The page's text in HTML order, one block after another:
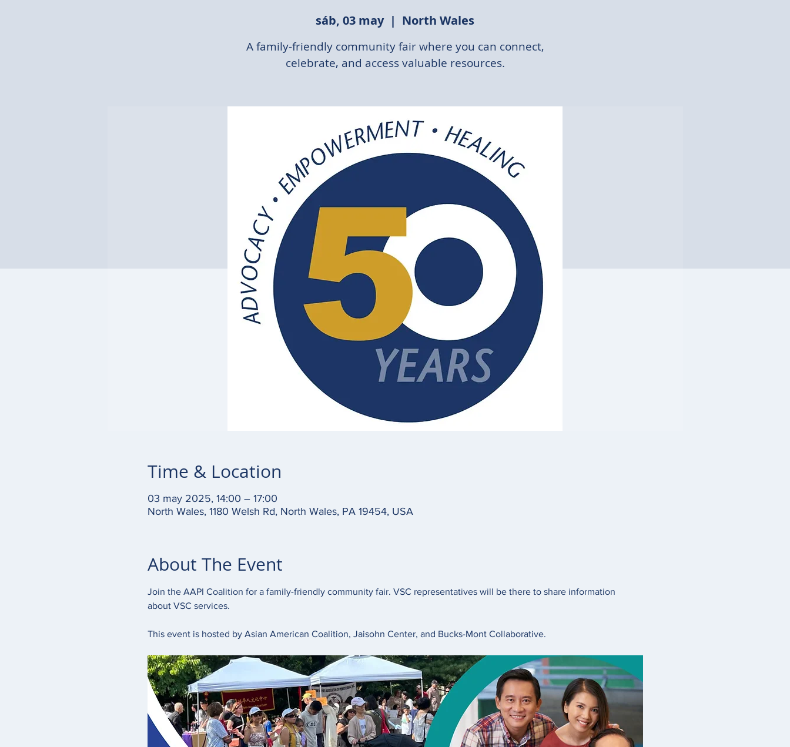
sáb, 03 may
  |
North Wales
A family-friendly community fair where you can connect,
celebrate, and access valuable resources.
Time & Location
03 may 2025, 14:00 – 17:00
North Wales, 1180 Welsh Rd, North Wales, PA 19454, USA
About The Event
Join the AAPI Coalition for a family-friendly community fair. VSC representatives will be there to share information
about VSC services.
This event is hosted by Asian American Coalition, Jaisohn Center, and Bucks-Mont Collaborative.